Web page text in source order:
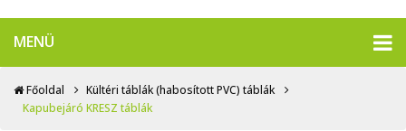
MENÜ
Főoldal
Kültéri táblák (habosított PVC) táblák
Kapubejáró KRESZ táblák